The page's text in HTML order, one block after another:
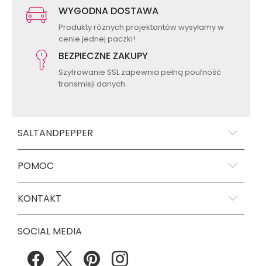
WYGODNA DOSTAWA
Produkty różnych projektantów wysyłamy w
cenie jednej paczki!
BEZPIECZNE ZAKUPY
Szyfrowanie SSL zapewnia pełną poufność
transmisji danych
SALTANDPEPPER
POMOC
KONTAKT
SOCIAL MEDIA